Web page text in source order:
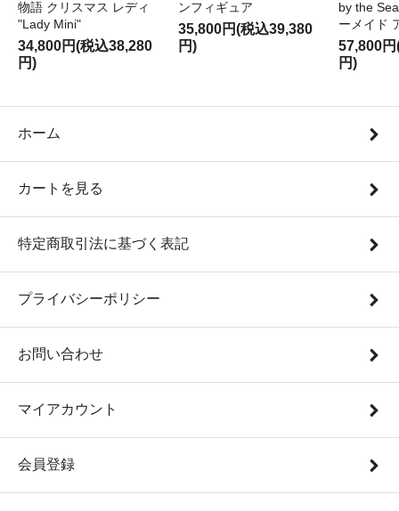
物語 クリスマス レディ
"Lady Mini"
34,800円(税込38,280
円)
ンフィギュア
35,800円(税込39,380
円)
by the
ーメイド
57,800
円)
ホーム
カートを見る
特定商取引法に基づく表記
プライバシーポリシー
お問い合わせ
マイアカウント
会員登録